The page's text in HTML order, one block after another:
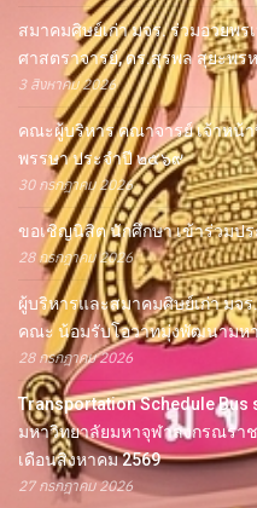
สมาคมศิษย์เก่า มจร. ร่วมอวยพร
ศาสตราจารย์, ดร.สุรพล สุยะพร
3 สิงหาคม 2026
คณะผู้บริหาร คณาจารย์ เจ้าหน้
พรรษา ประจำปี ๒๕๖๙
30 กรกฎาคม 2026
ขอเชิญนิสิต นักศึกษา เข้าร่วมปร
28 กรกฎาคม 2026
ผู้บริหารและสมาคมศิษย์เก่า มจ
คณะ น้อมรับโอวาทมุ่งพัฒนามห
28 กรกฎาคม 2026
Transportation Schedule Bus
มหาวิทยาลัยมหาจุฬาลงกรณรา
เดือนสิงหาคม 2569
27 กรกฎาคม 2026